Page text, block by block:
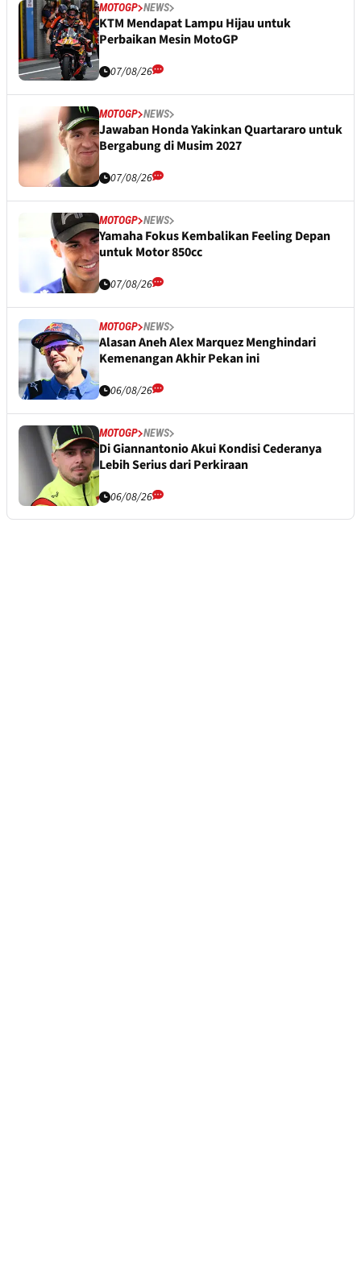
MOTOGP NEWS
KTM Mendapat Lampu Hijau untuk
Perbaikan Mesin MotoGP
07/08/26
MOTOGP NEWS
Jawaban Honda Yakinkan Quartararo untuk
Bergabung di Musim 2027
07/08/26
MOTOGP NEWS
Yamaha Fokus Kembalikan Feeling Depan
untuk Motor 850cc
07/08/26
MOTOGP NEWS
Alasan Aneh Alex Marquez Menghindari
Kemenangan Akhir Pekan ini
06/08/26
MOTOGP NEWS
Di Giannantonio Akui Kondisi Cederanya
Lebih Serius dari Perkiraan
06/08/26